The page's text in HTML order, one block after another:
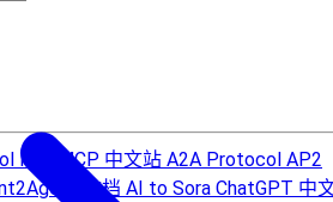
Hub MCP 中文站 A2A Protocol AP2
文档 AI to Sora ChatGPT 中